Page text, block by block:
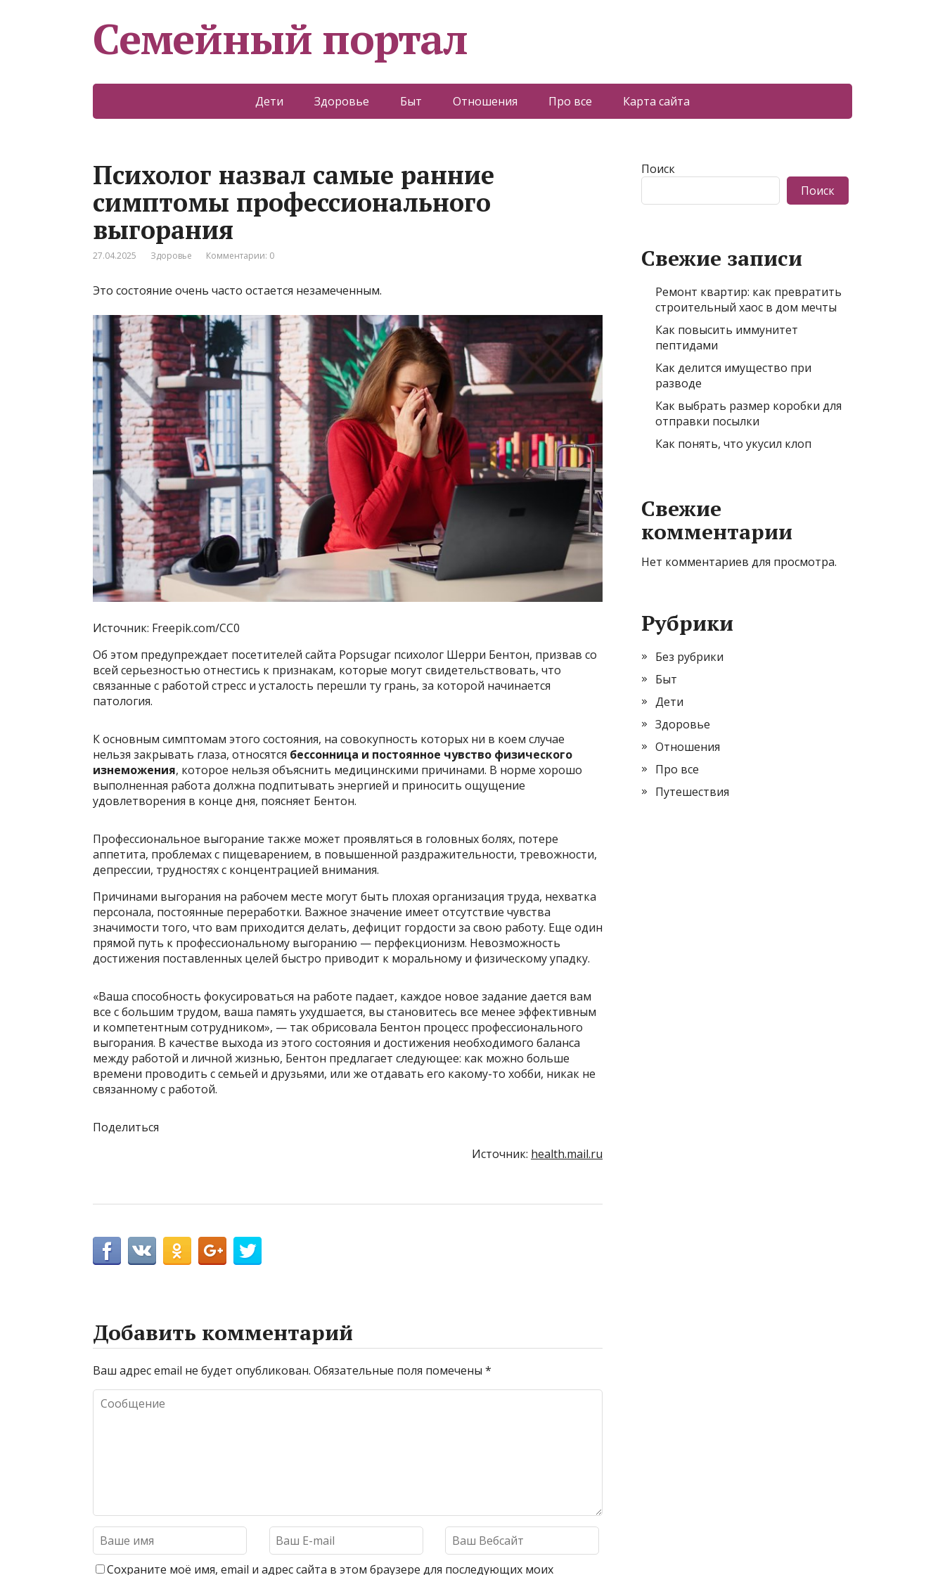
Семейный портал
Дети Здоровье Быт Отношения Про все Карта сайта
Психолог назвал самые ранние
симптомы профессионального
выгорания
27.04.2025 Здоровье Комментарии: 0
Это состояние очень часто остается незамеченным.
Источник: Freepik.com/CC0
Об этом предупреждает посетителей сайта Popsugar психолог Шерри Бентон, призвав со
всей серьезностью отнестись к признакам, которые могут свидетельствовать, что
связанные с работой стресс и усталость перешли ту грань, за которой начинается
патология.
К основным симптомам этого состояния, на совокупность которых ни в коем случае
нельзя закрывать глаза, относятся бессонница и постоянное чувство физического
изнеможения, которое нельзя объяснить медицинскими причинами. В норме хорошо
выполненная работа должна подпитывать энергией и приносить ощущение
удовлетворения в конце дня, поясняет Бентон.
Профессиональное выгорание также может проявляться в головных болях, потере
аппетита, проблемах с пищеварением, в повышенной раздражительности, тревожности,
депрессии, трудностях с концентрацией внимания.
Причинами выгорания на рабочем месте могут быть плохая организация труда, нехватка
персонала, постоянные переработки. Важное значение имеет отсутствие чувства
значимости того, что вам приходится делать, дефицит гордости за свою работу. Еще один
прямой путь к профессиональному выгоранию — перфекционизм. Невозможность
достижения поставленных целей быстро приводит к моральному и физическому упадку.
«Ваша способность фокусироваться на работе падает, каждое новое задание дается вам
все с большим трудом, ваша память ухудшается, вы становитесь все менее эффективным
и компетентным сотрудником», — так обрисовала Бентон процесс профессионального
выгорания. В качестве выхода из этого состояния и достижения необходимого баланса
между работой и личной жизнью, Бентон предлагает следующее: как можно больше
времени проводить с семьей и друзьями, или же отдавать его какому-то хобби, никак не
связанному с работой.
Поделиться
Источник: health.mail.ru
Добавить комментарий
Ваш адрес email не будет опубликован. Обязательные поля помечены *
Сохраните моё имя, email и адрес сайта в этом браузере для последующих моих
Поиск
Поиск
Свежие записи
Ремонт квартир: как превратить
строительный хаос в дом мечты
Как повысить иммунитет
пептидами
Как делится имущество при
разводе
Как выбрать размер коробки для
отправки посылки
Как понять, что укусил клоп
Свежие
комментарии
Нет комментариев для просмотра.
Рубрики
Без рубрики
Быт
Дети
Здоровье
Отношения
Про все
Путешествия